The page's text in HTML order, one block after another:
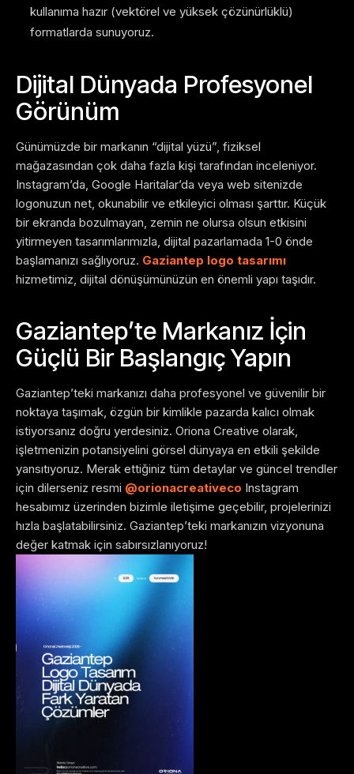
kullanıma hazır (vektörel ve yüksek çözünürlüklü)
formatlarda sunuyoruz.
Dijital Dünyada Profesyonel
Görünüm
Günümüzde bir markanın “dijital yüzü”, fiziksel
mağazasından çok daha fazla kişi tarafından inceleniyor.
Instagram’da, Google Haritalar’da veya web sitenizde
logonuzun net, okunabilir ve etkileyici olması şarttır. Küçük
bir ekranda bozulmayan, zemin ne olursa olsun etkisini
yitirmeyen tasarımlarımızla, dijital pazarlamada 1-0 önde
başlamanızı sağlıyoruz. Gaziantep logo tasarımı
hizmetimiz, dijital dönüşümünüzün en önemli yapı taşıdır.
Gaziantep’te Markanız İçin
Güçlü Bir Başlangıç Yapın
Gaziantep’teki markanızı daha profesyonel ve güvenilir bir
noktaya taşımak, özgün bir kimlikle pazarda kalıcı olmak
istiyorsanız doğru yerdesiniz. Oriona Creative olarak,
işletmenizin potansiyelini görsel dünyaya en etkili şekilde
yansıtıyoruz. Merak ettiğiniz tüm detaylar ve güncel trendler
için dilerseniz resmi @orionacreativeco Instagram
hesabımız üzerinden bizimle iletişime geçebilir, projelerinizi
hızla başlatabilirsiniz. Gaziantep’teki markanızın vizyonuna
değer katmak için sabırsızlanıyoruz!